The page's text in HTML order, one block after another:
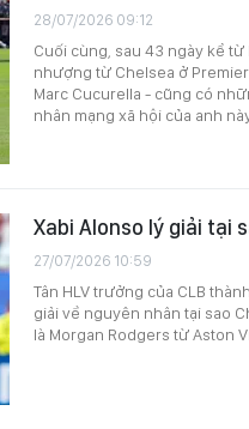
28/07/2026 09:12
Cuối cùng, sau 43 ngày kể
nhượng từ Chelsea ở
Marc Cucurella - cũng có
nhân mạng xã hội của anh
Xabi Alonso lý giải tại
27/07/2026 10:59
Tân HLV trưởng của CLB
giải về nguyên nhân tại sao
là Morgan Rodgers từ Aston